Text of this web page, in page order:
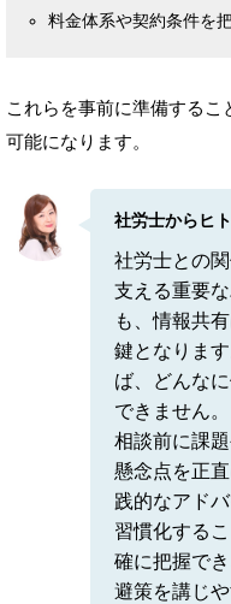
料金体系や契約条件を
これらを事前に準備する
可能になります。
社労士からヒ
社労士との
支える重要
も、情報共
鍵となりま
ば、どんな
できません。
相談前に課
懸念点を正
践的なアド
習慣化する
確に把握で
避策を講じや